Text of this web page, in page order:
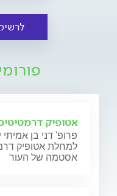
אטופיק
פרופ' דני בן
למחלת אטופיק
אסטמה של העור